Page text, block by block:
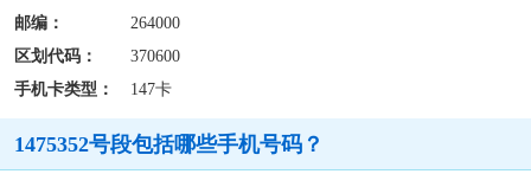
邮编：
264000
区划代码：
370600
手机卡类型：
147卡
1475352号段包括哪些手机号码？